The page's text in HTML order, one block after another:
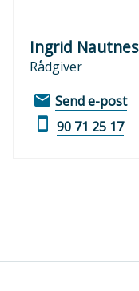
Ingrid Nautnes
Rådgiver
E-
post
Send e-posttil
Mobil
90 71 25 17